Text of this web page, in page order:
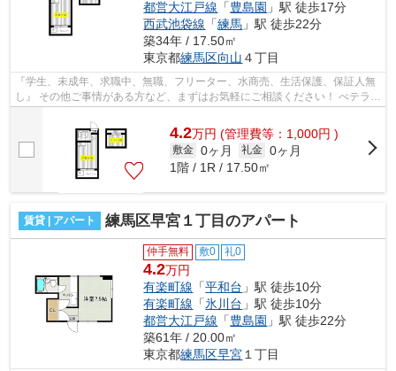
都営大江戸線 「豊島園 」駅 徒歩17分
西武池袋線 「練馬 」駅 徒歩22分
築34年 / 17.50㎡
東京都練馬区向山 ４丁目
『学生、未成年、求職中、無職、フリーター、水商売、生活保護、保証人無
し』 その他ご事情がある方など、まずはお気軽にご相談ください！ べテラン
4.2万円 (管理費等：1,000円 )
敷金 0ヶ月 礼金 0ヶ月
1階 / 1R / 17.50㎡
賃貸 | アパート 練馬区早宮１丁目のアパート
仲手無料 敷0 礼0
4.2万円
有楽町線 「平和台 」駅 徒歩10分
有楽町線 「氷川台 」駅 徒歩10分
都営大江戸線 「豊島園 」駅 徒歩22分
築61年 / 20.00㎡
東京都練馬区早宮 １丁目